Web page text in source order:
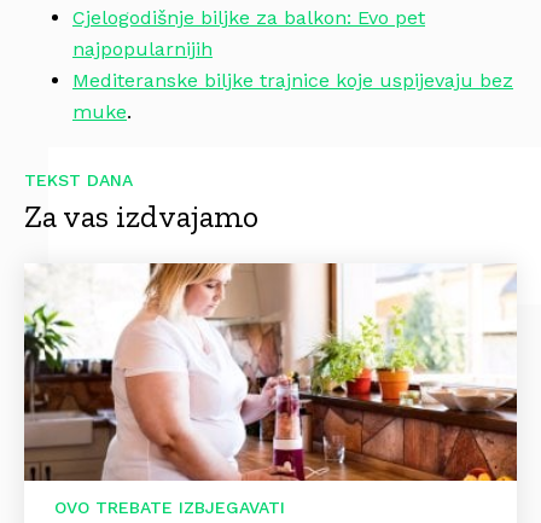
Cjelogodišnje biljke za balkon: Evo pet
najpopularnijih
Mediteranske biljke trajnice koje uspijevaju bez
muke.
TEKST DANA
Za vas izdvajamo
OVO TREBATE IZBJEGAVATI